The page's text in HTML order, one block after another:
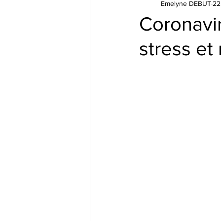
Addictions : tabac, alcool, sexe...
Emotions
stress et
Emelyne DEBUT